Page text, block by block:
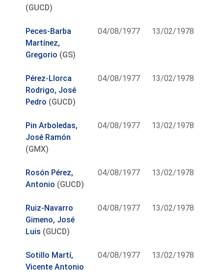
(GUCD)
Peces-Barba
Martínez,
Gregorio (GS)
04/08/1977 13/02/1978
Pérez-Llorca
Rodrigo, José
Pedro (GUCD)
04/08/1977 13/02/1978
Pin Arboledas,
José Ramón
(GMX)
04/08/1977 13/02/1978
Rosón Pérez,
Antonio (GUCD)
04/08/1977 13/02/1978
Ruiz-Navarro
Gimeno, José
Luis (GUCD)
04/08/1977 13/02/1978
Sotillo Martí,
Vicente Antonio
04/08/1977 13/02/1978